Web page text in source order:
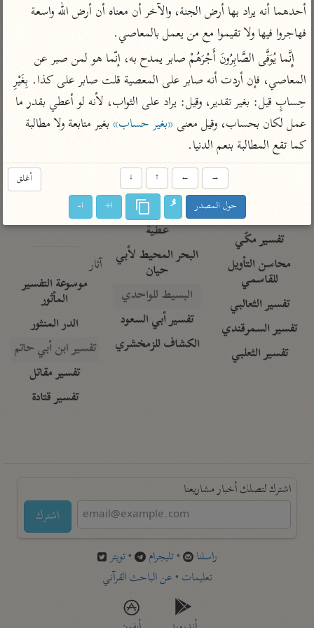
جمع الأقوال
تفسير ابن الجوزي
تفسير الماوردي
منتقاة
تفسير ابن القيم
تفسير ابن تيمية
تفسير السمعاني
تفسير مكّي
محاسن التأويل
للقاسمي
تفسير الثعالبي
تفسير السمرقندي
تفسير الثعلبي
تفسير الرازي
أخرى
أضواء البيان
نظم الدرر للبقاعي
لغة وبلاغة
التحرير والتنوير
المحرر الوجيز لابن
عطية
البحر المحيط لأبي
حيان
البسيط للواحدي
تفسير أبي السعود
الكشاف للزمخشري
تفسير ابن عثيمين
مركَّزة العبارة
تفسير الجلالين
جامع البيان للإيجي
تفسير النسفي
الوجيز للواحدي
تفسير ابن أبي زمنين
آثار
موسوعة التفسير
المأثور
الدر المنثور
تفسير ابن أبي حاتم
تفسير مقاتل
تفسير قتادة
اشترك لتصلك أخبار مشاريعنا
اشترك
راسلنا •تليجرام •تويتر
تعليمات •عن الباحث القرآني
فهاجروا فيها ولا تقيموا مع من يعمل بالمعاصي.
المعاصي، فإن أردت أنه صابر على المعصية قلت صابر على كذا. بِغَيْرِ
عمل لكان بحساب، وقيل معنى «بغير حساب»
كما تقع المطالبة بنعم الدنيا.
أغلق →
←
↑
↓
حول المصدر ا+ ا-